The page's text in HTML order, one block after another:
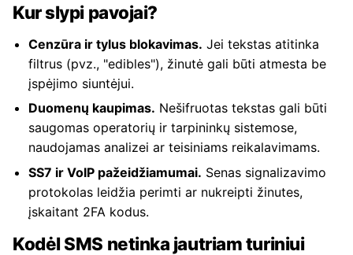
Kur slypi pavojai?
Cenzūra ir tylus blokavimas. Jei tekstas atitinka
filtrus (pvz., "edibles"), žinutė gali būti atmesta be
įspėjimo siuntėjui.
Duomenų kaupimas. Nešifruotas tekstas gali būti
saugomas operatorių ir tarpininkų sistemose,
naudojamas analizei ar teisiniams reikalavimams.
SS7 ir VoIP pažeidžiamumai. Senas signalizavimo
protokolas leidžia perimti ar nukreipti žinutes,
įskaitant 2FA kodus.
Kodėl SMS netinka jautriam turiniui